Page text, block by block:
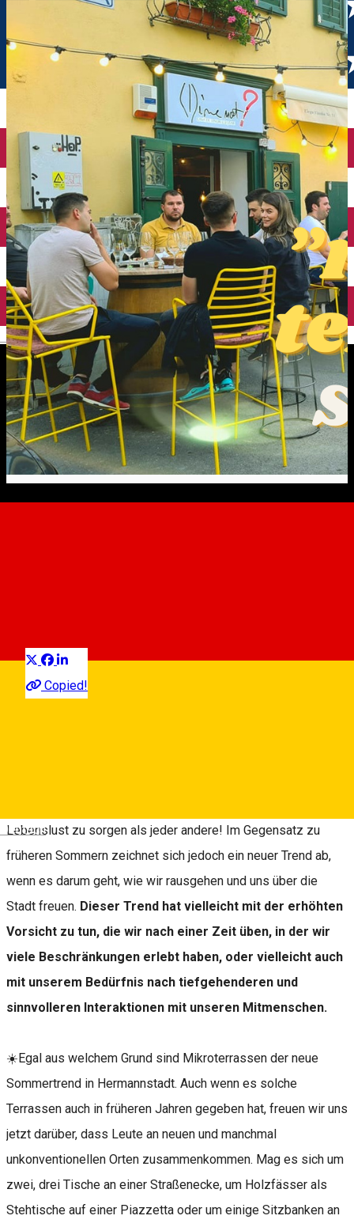
English
Deutsch
Copied!
Lebenslust zu sorgen als jeder andere! Im Gegensatz zu
früheren Sommern zeichnet sich jedoch ein neuer Trend ab,
wenn es darum geht, wie wir rausgehen und uns über die
Stadt freuen. Dieser Trend hat vielleicht mit der erhöhten
Vorsicht zu tun, die wir nach einer Zeit üben, in der wir
viele Beschränkungen erlebt haben, oder vielleicht auch
mit unserem Bedürfnis nach tiefgehenderen und
sinnvolleren Interaktionen mit unseren Mitmenschen.
☀️Egal aus welchem Grund sind Mikroterrassen der neue
Sommertrend in Hermannstadt. Auch wenn es solche
Terrassen auch in früheren Jahren gegeben hat, freuen wir uns
jetzt darüber, dass Leute an neuen und manchmal
unkonventionellen Orten zusammenkommen. Mag es sich um
zwei, drei Tische an einer Straßenecke, um Holzfässer als
Stehtische auf einer Piazzetta oder um einige Sitzbanken an